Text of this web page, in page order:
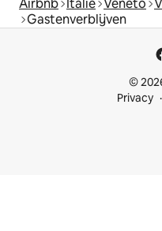
Airbnb Italië Veneto
Gastenverblijven
©
Privacy